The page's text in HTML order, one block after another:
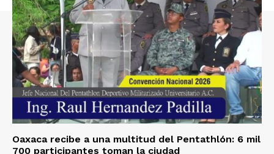
Oaxaca recibe a una multitud del Pentathlón: 6 mil
700 participantes toman la ciudad